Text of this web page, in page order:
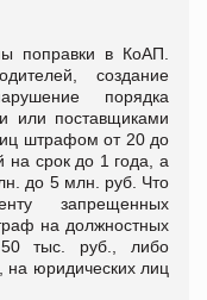
поправки в КоАП.
создание
порядка
или поставщиками
штрафом от 20 до
на срок до 1 года, а
до 5 млн. руб. Что
запрещенных
на должностных
тыс. руб., либо
на юридических лиц